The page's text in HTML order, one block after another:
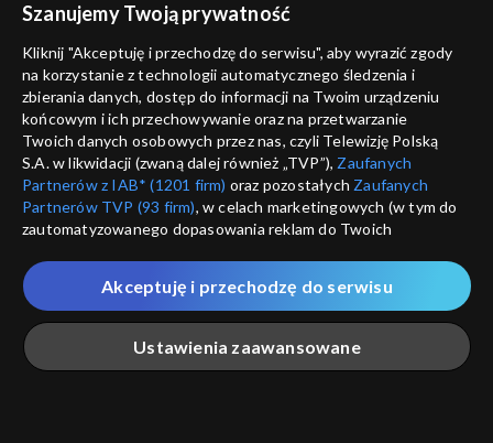
Miłość i nadzieja
odc. 227
Miłość i nadzieja
odc. 226
Miłość i nadzieja
odc. 225
Miłość i nadzieja
odc. 224
Szanujemy Twoją prywatność
Kliknij "Akceptuję i przechodzę do serwisu", aby wyrazić zgody
na korzystanie z technologii automatycznego śledzenia i
zbierania danych, dostęp do informacji na Twoim urządzeniu
końcowym i ich przechowywanie oraz na przetwarzanie
Twoich danych osobowych przez nas, czyli Telewizję Polską
S.A. w likwidacji (zwaną dalej również „TVP”), Zaufanych
Partnerów z IAB* (1201 firm) oraz pozostałych Zaufanych
Partnerów TVP (93 firm), w celach marketingowych (w tym do
zautomatyzowanego dopasowania reklam do Twoich
które wskazujemy poniżej, a także zgody na udostępnianie
przez nas identyfikatora PPID do Google.
Twoje dane osobowe zbierane podczas odwiedzania przez
Ciebie naszych
poszczególnych serwisówzwanych dalej
„Portalem”, w tym informacje zapisywane za pomocą
Ustawienia zaawansowane
Akceptuję i przechodzę do serwisu